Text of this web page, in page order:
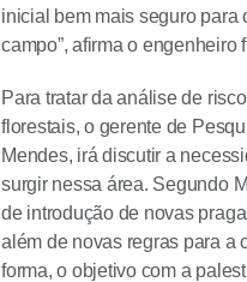
inicial bem mais seguro para
campo”, afirma o engenheiro
Para tratar da análise de
florestais, o gerente de
Mendes, irá discutir a
surgir nessa área. Segundo
de introdução de novas
além de novas regras para a
forma, o objetivo com a